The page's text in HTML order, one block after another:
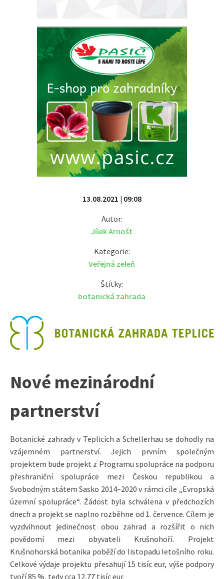
13.08.2021 | 09:08
Autor:
Jílek Arnošt
Kategorie:
Veřejná zeleň
Štítky:
botanická zahrada
Nové mezinárodní
partnerství
Botanické zahrady v Teplicích a Schellerhau se dohodly na
vzájemném partnerství. Jejich prvním společným
projektem bude projekt z Programu spolupráce na podporu
přeshraniční spolupráce mezi Českou republikou a
Svobodným státem Sasko 2014–2020 v rámci cíle „Evropská
územní spolupráce“. Žádost byla schválena v předchozích
dnech a projekt se naplno rozběhne od 1. července. Cílem je
vyzdvihnout jedinečnost obou zahrad a rozšířit o nich
povědomí mezi obyvateli Krušnohoří. Projekt
Krušnohorská botanika poběží do listopadu letošního roku.
Celkové výdaje projektu přesahují 15 tisíc eur, výše podpory
tvoří 85 %, tedy cca 12,77 tisíc eur.